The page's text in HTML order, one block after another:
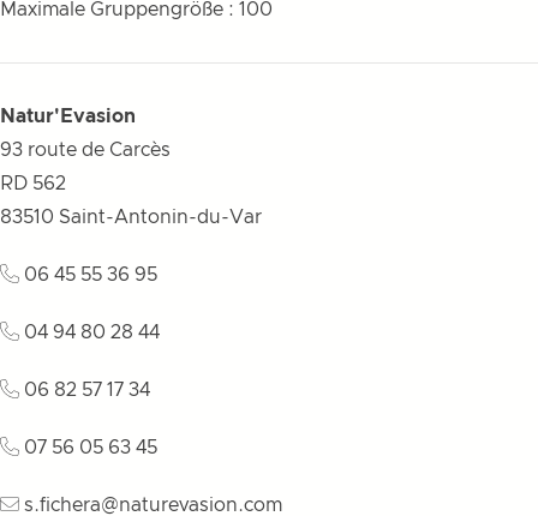
Maximale Gruppengröße : 100
Natur'Evasion
93 route de Carcès
RD 562
83510 Saint-Antonin-du-Var
06 45 55 36 95
04 94 80 28 44
06 82 57 17 34
07 56 05 63 45
s.fichera@naturevasion.com